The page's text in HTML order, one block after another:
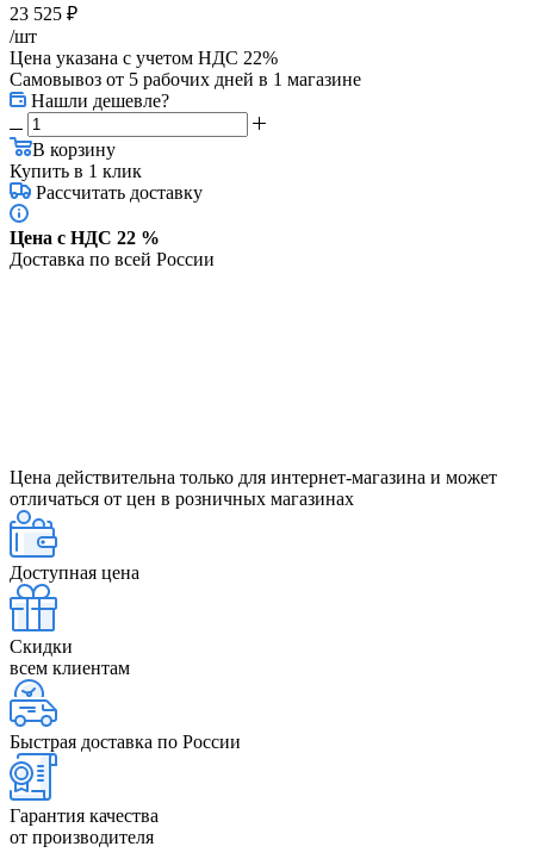
23 525 ₽
/шт
Цена указана с учетом НДС 22%
Самовывоз от 5 рабочих дней в 1 магазине
Нашли дешевле?
В корзину
Купить в 1 клик
Рассчитать доставку
Цена с НДС 22 %
Доставка по всей России
Цена действительна только для интернет-магазина и может
отличаться от цен в розничных магазинах
Доступная цена
Скидки
всем клиентам
Быстрая доставка по России
Гарантия качества
от производителя